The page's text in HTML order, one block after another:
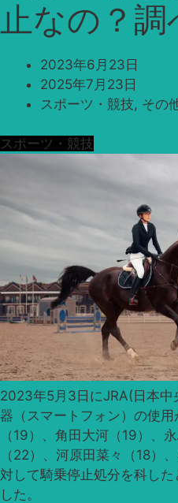
止なの？
2023年6月23日
2025年7月23日
スポーツ・競技, その
スポーツ・競技
2023年5月3日にJRA(日本中
器（スマートフォン）の使
（19）、角田大河（19）、
（22）、河原田菜々（18）
対して騎乗停止処分を科し
した。